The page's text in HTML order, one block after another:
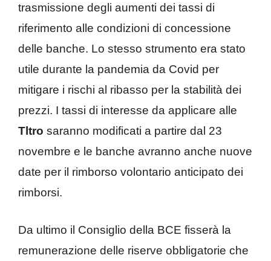
trasmissione degli aumenti dei tassi di
riferimento alle condizioni di concessione
delle banche. Lo stesso strumento era stato
utile durante la pandemia da Covid per
mitigare i rischi al ribasso per la stabilità dei
prezzi. I tassi di interesse da applicare alle
Tltro saranno modificati a partire dal 23
novembre e le banche avranno anche nuove
date per il rimborso volontario anticipato dei
rimborsi.
Da ultimo il Consiglio della BCE fisserà la
remunerazione delle riserve obbligatorie che